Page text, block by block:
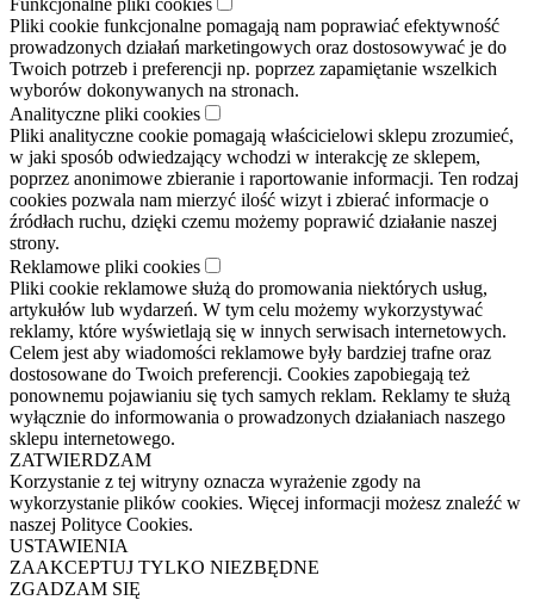
Pliki cookie funkcjonalne pomagają nam poprawiać efektywność
prowadzonych działań marketingowych oraz dostosowywać je do
Twoich potrzeb i preferencji np. poprzez zapamiętanie wszelkich
wyborów dokonywanych na stronach.
Analityczne pliki cookies
Pliki analityczne cookie pomagają właścicielowi sklepu zrozumieć,
w jaki sposób odwiedzający wchodzi w interakcję ze sklepem,
poprzez anonimowe zbieranie i raportowanie informacji. Ten rodzaj
cookies pozwala nam mierzyć ilość wizyt i zbierać informacje o
źródłach ruchu, dzięki czemu możemy poprawić działanie naszej
strony.
Reklamowe pliki cookies
Pliki cookie reklamowe służą do promowania niektórych usług,
artykułów lub wydarzeń. W tym celu możemy wykorzystywać
reklamy, które wyświetlają się w innych serwisach internetowych.
Celem jest aby wiadomości reklamowe były bardziej trafne oraz
dostosowane do Twoich preferencji. Cookies zapobiegają też
ponownemu pojawianiu się tych samych reklam. Reklamy te służą
wyłącznie do informowania o prowadzonych działaniach naszego
sklepu internetowego.
ZATWIERDZAM
Korzystanie z tej witryny oznacza wyrażenie zgody na
wykorzystanie plików cookies. Więcej informacji możesz znaleźć w
naszej Polityce Cookies.
USTAWIENIA
ZAAKCEPTUJ TYLKO NIEZBĘDNE
ZGADZAM SIĘ